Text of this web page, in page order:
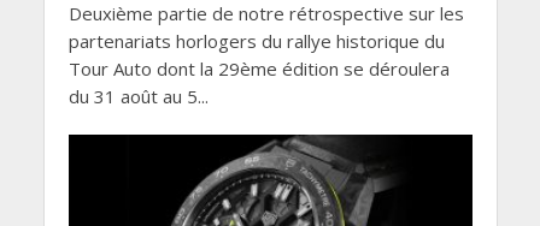
Deuxième partie de notre rétrospective sur les
partenariats horlogers du rallye historique du
Tour Auto dont la 29ème édition se déroulera
du 31 août au 5...